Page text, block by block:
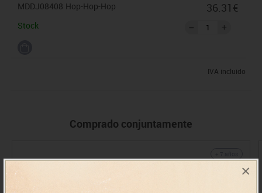
×
MDDJ08408 Hop-Hop-Hop
Stock
36.31€
IVA incluido
Comprado conjuntamente